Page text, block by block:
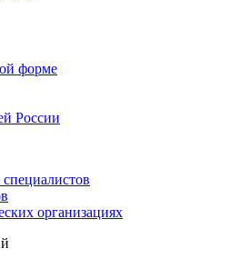
форме
России
организациях